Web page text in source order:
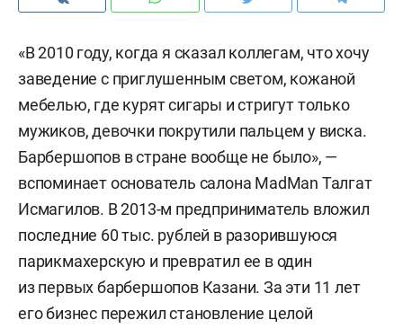
«В 2010 году, когда я сказал коллегам, что хочу
заведение с приглушенным светом, кожаной
мебелью, где курят сигары и стригут только
мужиков, девочки покрутили пальцем у виска.
Барбершопов в стране вообще не было», —
вспоминает основатель салона MadMan Талгат
Исмагилов. В 2013-м предприниматель вложил
последние 60 тыс. рублей в разорившуюся
парикмахерскую и превратил ее в один
из первых барбершопов Казани. За эти 11 лет
его бизнес пережил становление целой